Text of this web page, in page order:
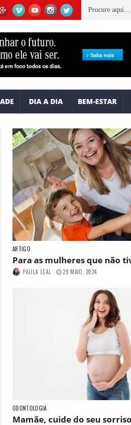
Conheça as ações realizadas em
DIA A DIA BEM-ESTAR
ARTIGO
Para as mulheres que não
PAULA LEAL 29 MAIO, 2024
ODONTOLOGIA
Mamãe, cuide do seu